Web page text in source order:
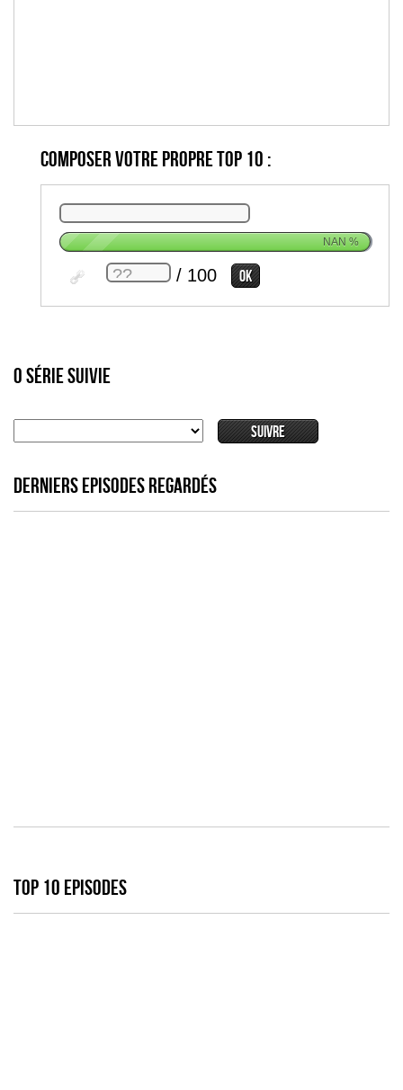
Composer votre propre top 10 :
NAN%
/ 100
0 série suivie
DERNIERS EPISODES REGARDÉS
TOP 10 EPISODES